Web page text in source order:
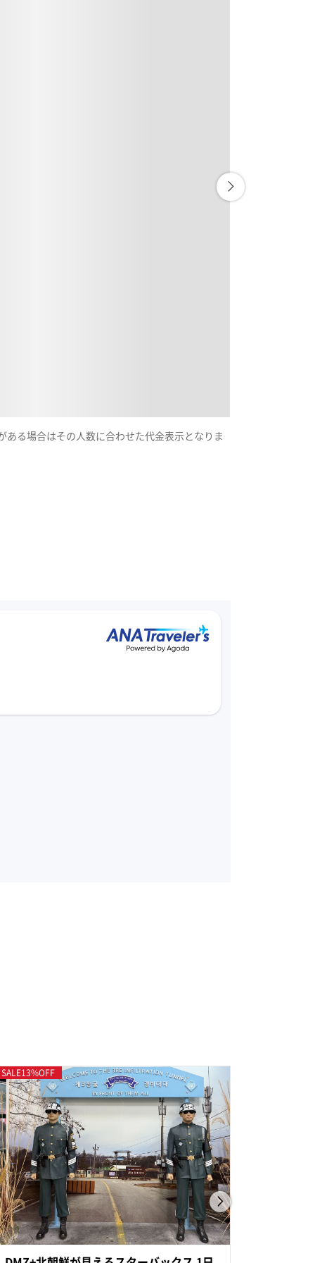
る場合はその人数に合わせた代金表示となりま
SALE13%OFF